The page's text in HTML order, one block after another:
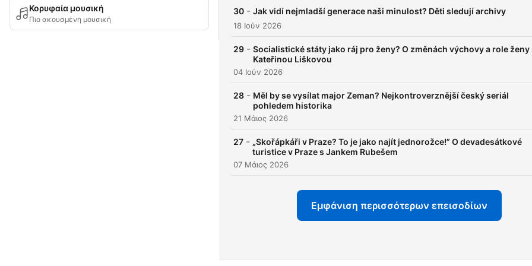
Κορυφαία μουσική
Πιο ακουσμένη μουσική
chceme rozumět dnešku.
30 - Jak vidí nejmladší generace naši minulost? Děti sledují archivy
18 Ιούν 2026
29 - Socialistické státy jako ráj pro ženy? O změnách výchovy a role ženy
Kateřinou Liškovou
04 Ιούν 2026
28 - Měl by se vysílat major Zeman? Nejkontroverznější český seriál
pohledem historika
21 Μάιος 2026
27 - „Skořápkáři v Praze? To je jako najít jednorožce!” O devadesátkové
turistice v Praze s Jankem Rubešem
07 Μάιος 2026
Εμφάνιση περισσότερων επεισοδίων